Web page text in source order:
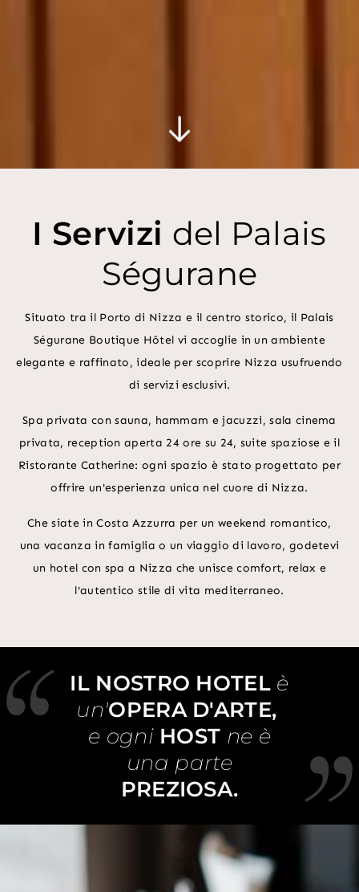
I Servizi del Palais
Ségurane
Situato tra il Porto di Nizza e il centro storico, il Palais
Ségurane Boutique Hôtel vi accoglie in un ambiente
elegante e raffinato, ideale per scoprire Nizza usufruendo
di servizi esclusivi.
Spa privata con sauna, hammam e jacuzzi, sala cinema
privata, reception aperta 24 ore su 24, suite spaziose e il
Ristorante Catherine: ogni spazio è stato progettato per
offrire un'esperienza unica nel cuore di Nizza.
Che siate in Costa Azzurra per un weekend romantico,
una vacanza in famiglia o un viaggio di lavoro, godetevi
un hotel con spa a Nizza che unisce comfort, relax e
l'autentico stile di vita mediterraneo.
IL NOSTRO HOTEL è
un'OPERA D'ARTE,
e ogniHOST ne è
una parte
PREZIOSA.